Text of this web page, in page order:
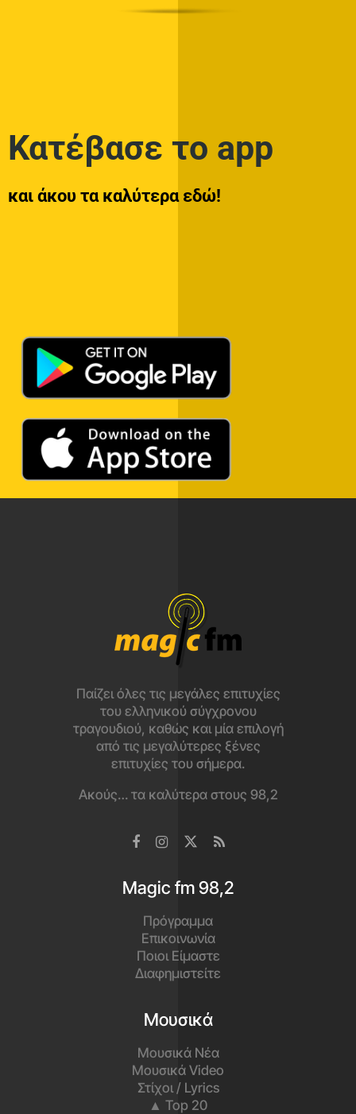
Κατέβασε το app
και άκου τα καλύτερα εδώ!
Παίζει όλες τις μεγάλες επιτυχίες
του ελληνικού σύγχρονου
τραγουδιού, καθώς και μία επιλογή
από τις μεγαλύτερες ξένες
επιτυχίες του σήμερα.
Ακούς… τα καλύτερα στους 98,2
Magic fm 98,2
Πρόγραμμα
Επικοινωνία
Ποιοι Είμαστε
Διαφημιστείτε
Μουσικά
Μουσικά Νέα
Μουσικά Video
Στίχοι / Lyrics
▲ Top 20